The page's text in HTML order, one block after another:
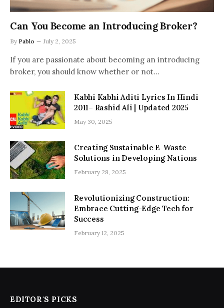
Can You Become an Introducing Broker?
By Pablo July 2, 2025
If you are passionate about becoming an introducing
broker, you should know whether or not…
Kabhi Kabhi Aditi Lyrics In Hindi
2011– Rashid Ali | Updated 2025
May 30, 2025
Creating Sustainable E-Waste
Solutions in Developing Nations
February 28, 2025
Revolutionizing Construction:
Embrace Cutting-Edge Tech for
Success
February 12, 2025
EDITOR'S PICKS